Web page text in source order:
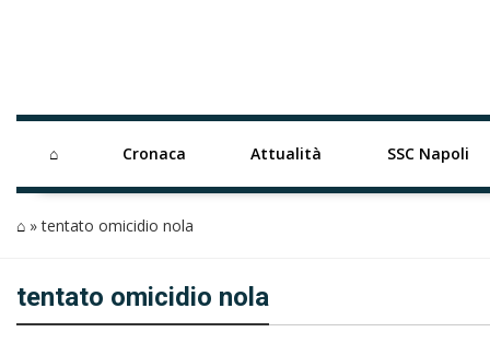
⌂ Cronaca Attualità SSC Napoli
⌂ »tentato omicidio nola
tentato omicidio nola